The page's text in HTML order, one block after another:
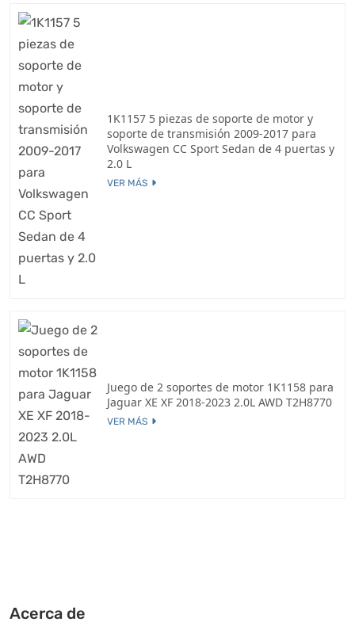
1K1157 5 piezas de soporte de motor y
soporte de transmisión 2009-2017 para
Volkswagen CC Sport Sedan de 4 puertas y
2.0 L
VER MÁS
Juego de 2 soportes de motor 1K1158 para
Jaguar XE XF 2018-2023 2.0L AWD T2H8770
VER MÁS
Acerca de